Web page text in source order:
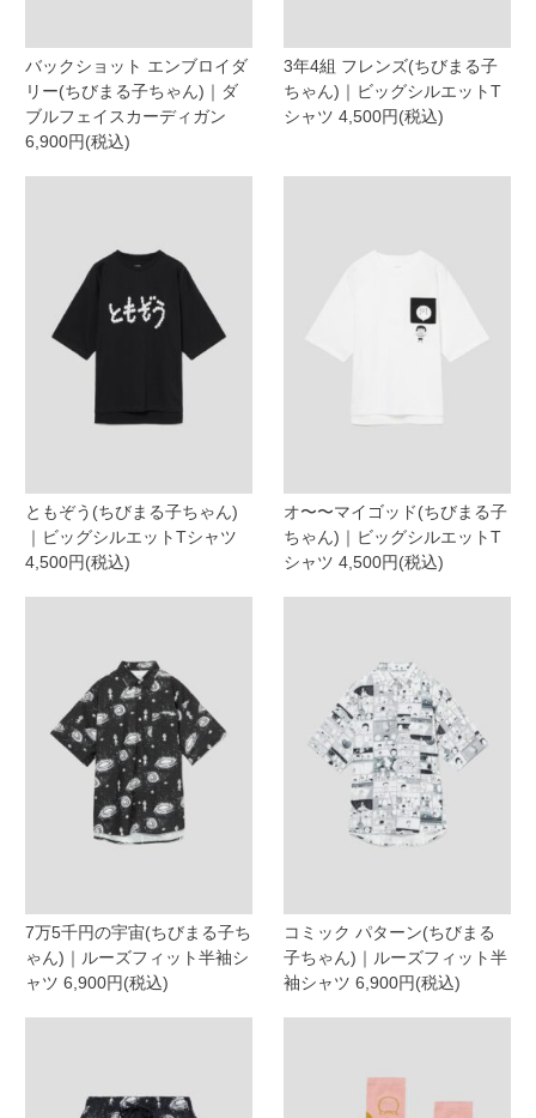
バックショット エンブロイダ
リー(ちびまる子ちゃん)｜ダ
ブルフェイスカーディガン
6,900円(税込)
3年4組 フレンズ(ちびまる子
ちゃん)｜ビッグシルエットT
シャツ 4,500円(税込)
ともぞう(ちびまる子ちゃん)
｜ビッグシルエットTシャツ
4,500円(税込)
オ〜〜マイゴッド(ちびまる子
ちゃん)｜ビッグシルエットT
シャツ 4,500円(税込)
7万5千円の宇宙(ちびまる子ち
ゃん)｜ルーズフィット半袖シ
ャツ 6,900円(税込)
コミック パターン(ちびまる
子ちゃん)｜ルーズフィット半
袖シャツ 6,900円(税込)